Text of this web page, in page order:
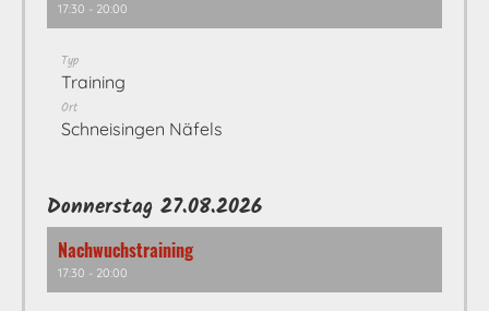
17:30 - 20:00
Typ
Training
Ort
Schneisingen Näfels
Donnerstag 27.08.2026
Nachwuchstraining
17:30 - 20:00